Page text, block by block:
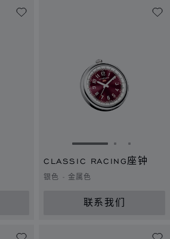
灯片 2
到幻灯片 3
转到幻灯片 1转到幻灯
转到幻
CLASSIC RACING座钟
银色 - 金属色
联系我们